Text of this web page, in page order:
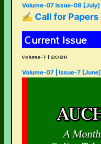
Volume-07 Issue-08 [July]
✍ Call for Papers
Current Issue
Volume-7 | 2026
Volume-07 | Issue-7 [June]